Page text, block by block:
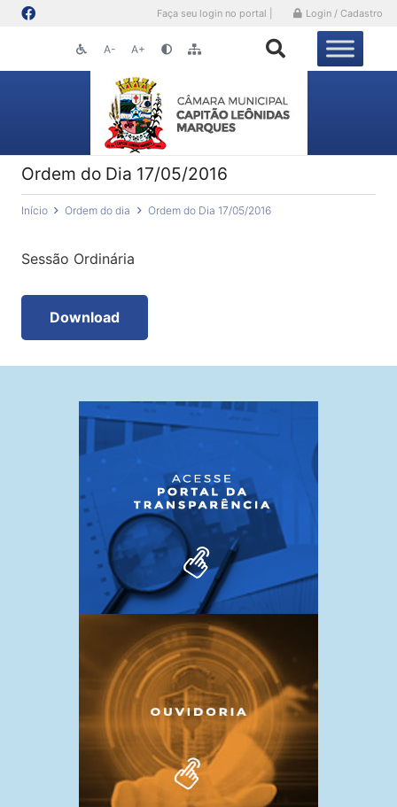
Faça seu login no portal | Login / Cadastro
A- A+
Ordem do Dia 17/05/2016
Início Ordem do dia Ordem do Dia 17/05/2016
Sessão Ordinária
Download